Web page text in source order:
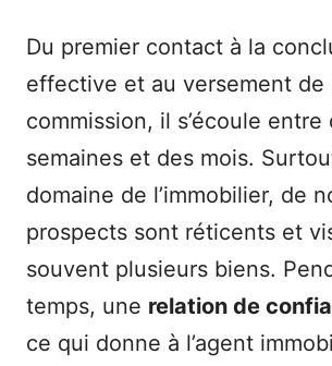
Du premier contact à la
effective et au versement de
commission, il s’écoule entre
semaines et des mois.
domaine de l’immobilier, de
prospects sont réticents et
souvent plusieurs biens.
temps, une relation de
ce qui donne à l’agent